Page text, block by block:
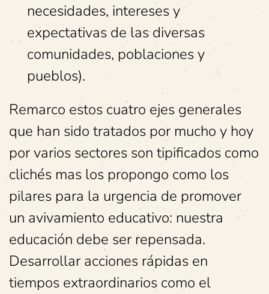
necesidades, intereses y
expectativas de las diversas
comunidades, poblaciones y
pueblos).
Remarco estos cuatro ejes generales
que han sido tratados por mucho y hoy
por varios sectores son tipificados como
clichés mas los propongo como los
pilares para la urgencia de promover
un avivamiento educativo: nuestra
educación debe ser repensada.
Desarrollar acciones rápidas en
tiempos extraordinarios como el